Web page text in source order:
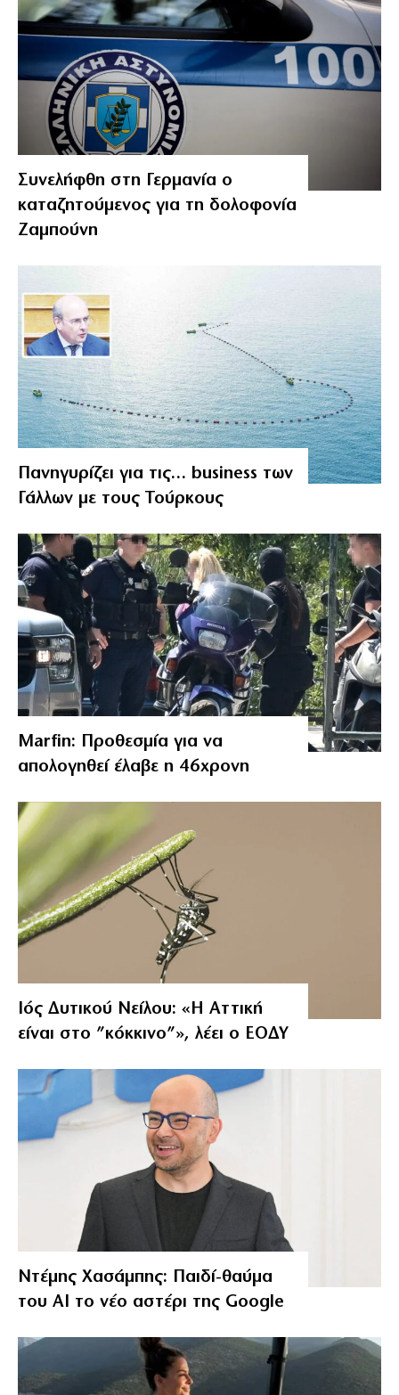
Συνελήφθη στη Γερμανία ο
καταζητούμενος για τη δολοφονία
Ζαμπούνη
Πανηγυρίζει για τις… business των
Γάλλων με τους Τούρκους
Marfin: Προθεσμία για να
απολογηθεί έλαβε η 46χρονη
Ιός Δυτικού Νείλου: «Η Αττική
είναι στο ”κόκκινο”», λέει ο ΕΟΔΥ
Ντέμης Χασάμπης: Παιδί-θαύμα
του ΑΙ το νέο αστέρι της Google